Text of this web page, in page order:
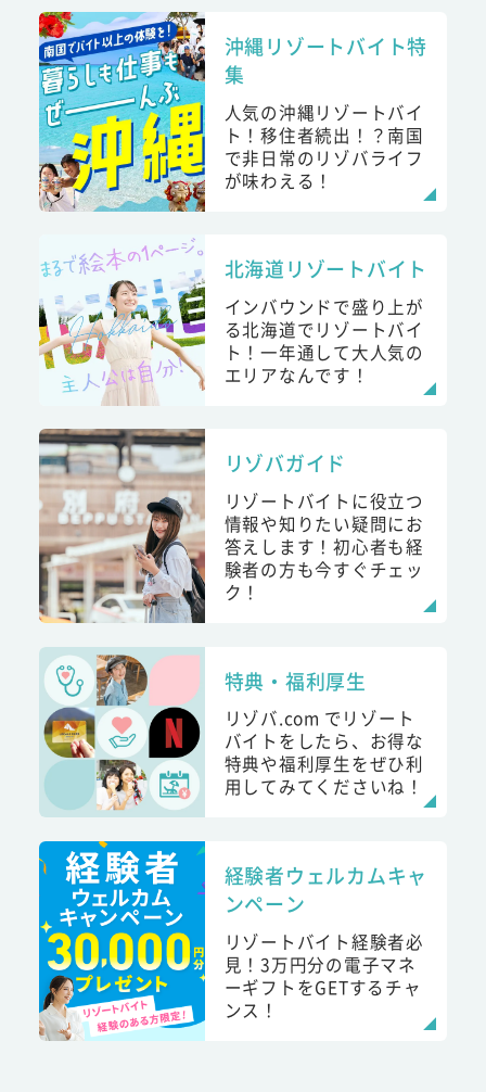
沖縄リゾートバイト特
集
人気の沖縄リゾートバイ
ト！移住者続出！？南国
で非日常のリゾバライフ
が味わえる！
北海道リゾートバイト
インバウンドで盛り上が
る北海道でリゾートバイ
ト！一年通して大人気の
エリアなんです！
リゾバガイド
リゾートバイトに役立つ
情報や知りたい疑問にお
答えします！初心者も経
験者の方も今すぐチェッ
ク！
特典・福利厚生
リゾバ.com でリゾート
バイトをしたら、お得な
特典や福利厚生をぜひ利
用してみてくださいね！
経験者ウェルカムキャ
ンペーン
リゾートバイト経験者必
見！3万円分の電子マネ
ーギフトをGETするチャ
ンス！